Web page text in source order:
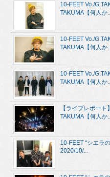
10-FEET Vo./
TAKUMA【何人か...
10-FEET Vo./
TAKUMA【何人か...
10-FEET Vo./
TAKUMA【何人か...
【ライブレポート
TAKUMA【何人か...
10-FEET “シエラ
2020/10/...